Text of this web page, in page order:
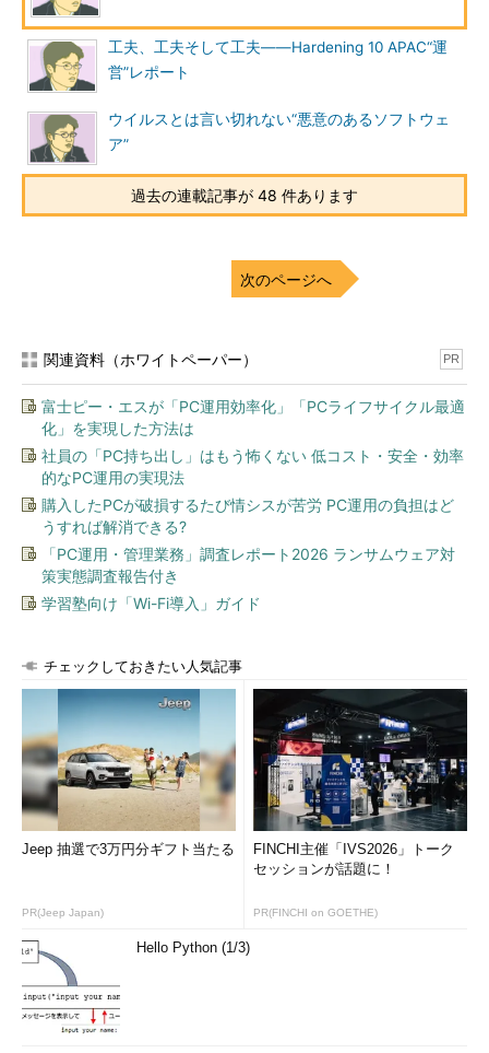
二点目は、攻撃の詳細や対応の状況がブログで報告されている
点です。攻撃を受けた原因を突き止めるまでには至っていないよ
うですが、ソフトの利用ユーザーのことを意識して情報提供をし
ている点は、他のWeb改ざん事件の当事者にも見習ってほしいと
ころです。
三点目は、JPCERTコーディネーションセンター
（JPCERT/CC）と連携して調査している点です。最初から
JPCERT/CCに連絡していたかは分かりませんが、事件発生後い
ザーはセキュリティインシデントの対応に慣れているわけではな
いので、専門家の意見を聞くことは重要です。特に今回のよう
をしてくれるでしょう。
攻撃に使われる「.htaccess」ファイル
今回のEmEditorのサイトに対する攻撃で使用されている
「.htaccess」ファイルは、Web改ざん事件でよく悪用されてい
ます。このファイルに対しては、以下のような仕込みがされてい
ることがあります。
特定のIPアドレスからのユーザーを、攻撃用ページにリダ
イレクトする（今回のEmEditorのようなケース）
ケース）
特定のUser-Agentを含むアクセスを、攻撃用ページにリダ
イレクトする（特定のブラウザーの脆弱性を狙うケース）
内部ネットワークからのアクセスの場合のみ、正常なコン
テンツを返す（社内のユーザーからの発見を遅らせるケー
ス）
「.htaccess」は不可視ファイルであることから、改ざんチェ
ックの対象外であるという事例が多くあります。Webサーバーが
改ざんされた後の調査で見逃されてしまい、しばらくして攻撃が
ん。読者の皆様の周りでWebサーバーの改ざん被害に遭う人を見
かけたら、「.htaccess」ファイルの確認だけはしておいてくだ
さい。
工夫、工夫そして工夫――Hardening 10 APAC“運
営”レポート
ウイルスとは言い切れない“悪意のあるソフトウェ
ア”
過去の連載記事が 48 件あります
次のページへ
関連資料（ホワイトペーパー） PR
富士ピー・エスが「PC運用効率化」「PCライフサイクル最適
化」を実現した方法は
社員の「PC持ち出し」はもう怖くない 低コスト・安全・効率
的なPC運用の実現法
購入したPCが破損するたび情シスが苦労 PC運用の負担はど
うすれば解消できる?
「PC運用・管理業務」調査レポート2026 ランサムウェア対
策実態調査報告付き
学習塾向け「Wi-Fi導入」ガイド
チェックしておきたい人気記事
Jeep 抽選で3万円分ギフト当たる
PR(Jeep Japan)
FINCHI主催「IVS2026」トーク
セッションが話題に！
PR(FINCHI on GOETHE)
Hello Python (1/3)